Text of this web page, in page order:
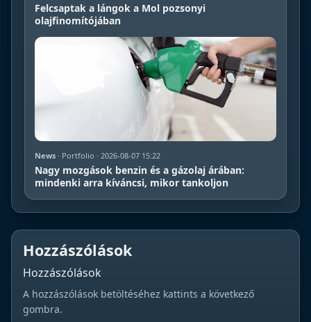
Felcsaptak a lángok a Mol pozsonyi
olajfinomítójában
News · Portfolio · 2026-08-07 15:22
Nagy mozgások benzin és a gázolaj árában:
mindenki arra kíváncsi, mikor tankoljon
Hozzászólások
Hozzászólások
A hozzászólások betöltéséhez kattints a következő
gombra.